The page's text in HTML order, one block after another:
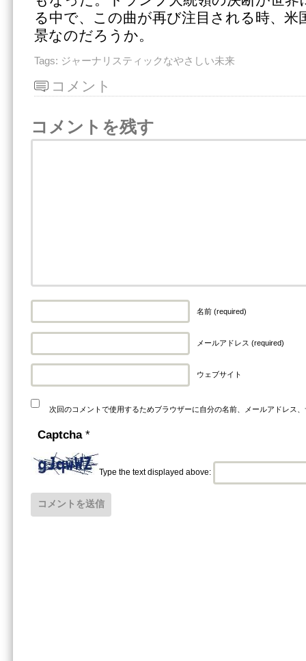
る中で、この曲が再び注目される時、米
景なのだろうか。
Tags: ジャーナリスティックなやさしい未来
コメント
コメントを残す
名前 (required)
メールアドレス (required)
ウェブサイト
次回のコメントで使用するためブラウザーに自分の名前、メールアドレス
Captcha *
Type the text displayed above: